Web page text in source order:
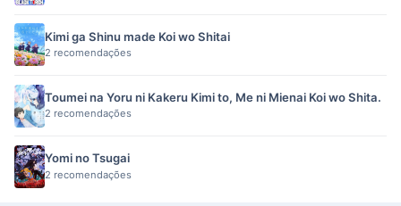
Kimi ga Shinu made Koi wo Shitai
2 recomendações
Toumei na Yoru ni Kakeru Kimi to, Me ni Mienai Koi wo Shita.
2 recomendações
Yomi no Tsugai
2 recomendações